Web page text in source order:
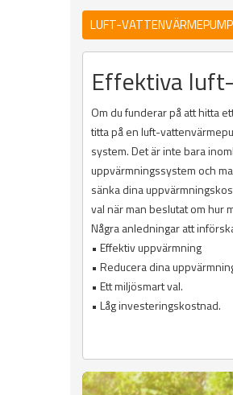
LUFT-
Effektiva
Om du funderar på att hitta
titta på en luft-
system. Det är inte bara
uppvärmningssystem och
sänka dina
val när man beslutat om hur
Några anledningar att
• Effektiv uppvärmning
• Reducera dina
• Ett miljösmart val.
• Låg investeringskostnad.